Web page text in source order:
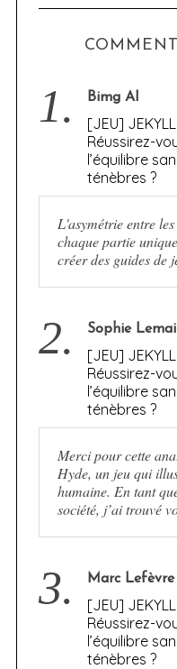
1. Bimg AI
[JEU]
Réussirez-
l’équilibre
ténèbres ?
L'asymétrie entre
chaque partie
créer des guides de
2. Sophie
[JEU]
Réussirez-
l’équilibre
ténèbres ?
Merci pour cette
Hyde, un jeu qui
humaine. En tant
société, j’ai trouvé
3. Marc Lefèvre
[JEU]
Réussirez-
l’équilibre
ténèbres ?